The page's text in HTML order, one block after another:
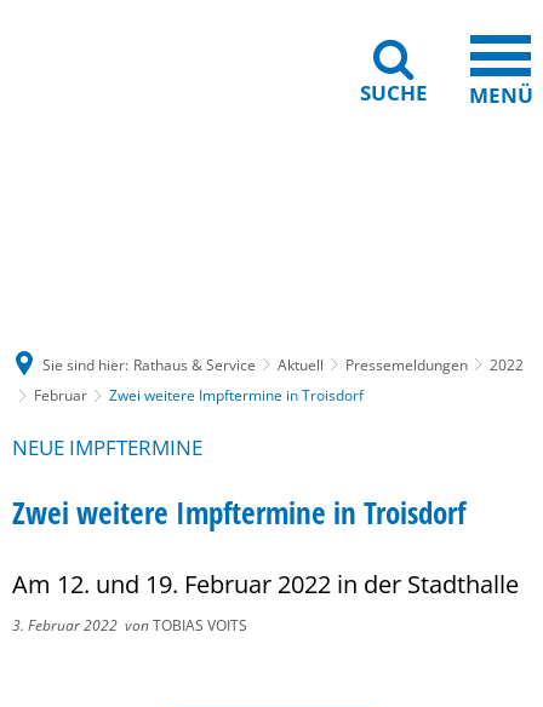
SUCHE MENÜ
Sie sind hier: Rathaus & Service Aktuell Pressemeldungen
2022
Februar
Zwei weitere Impftermine in Troisdorf
NEUE IMPFTERMINE
Zwei weitere Impftermine in Troisdorf
Am 12. und 19. Februar 2022 in der Stadthalle
3. Februar 2022 vonTOBIAS VOITS